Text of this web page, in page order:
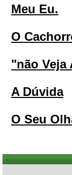
Meu Eu.
O
"não Veja
A Dúvida
O Seu